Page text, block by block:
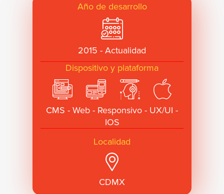
Año de desarrollo
2015 - Actualidad
Dispositivo y plataforma
CMS - Web - Responsivo - UX/UI -
IOS
Localidad
CDMX